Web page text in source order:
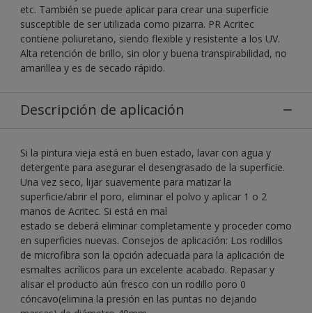
etc. También se puede aplicar para crear una superficie
susceptible de ser utilizada como pizarra. PR Acritec
contiene poliuretano, siendo flexible y resistente a los UV.
Alta retención de brillo, sin olor y buena transpirabilidad, no
amarillea y es de secado rápido.
Descripción de aplicación
Si la pintura vieja está en buen estado, lavar con agua y
detergente para asegurar el desengrasado de la superficie.
Una vez seco, lijar suavemente para matizar la
superficie/abrir el poro, eliminar el polvo y aplicar 1 o 2
manos de Acritec. Si está en mal
estado se deberá eliminar completamente y proceder como
en superficies nuevas. Consejos de aplicación: Los rodillos
de microfibra son la opción adecuada para la aplicación de
esmaltes acrílicos para un excelente acabado. Repasar y
alisar el producto aún fresco con un rodillo poro 0
cóncavo(elimina la presión en las puntas no dejando